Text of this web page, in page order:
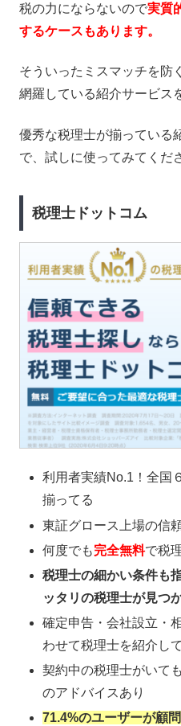
税の力にならないので実質
するケースもあります。
そういったミスマッチを防
網羅している紹介サービス
優秀な税理士が揃っている
で、試しに使ってみてくだ
税理士ドットコム
利用者実績No.1！全国
揃ってる
東証グロース上場の信
何度でも完全無料で税
税理士の細かい条件も
ッタリの税理士が見つ
確定申告・会社設立・
わせて税理士を紹介し
契約中の税理士がいて
のアドバイスあり
71.4%のユーザーが顧